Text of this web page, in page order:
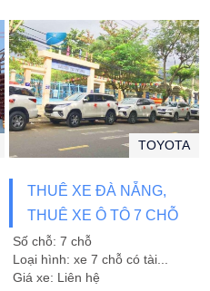
THUÊ XE ĐÀ NẴNG,
THUÊ XE Ô TÔ 7 CHỖ
FORTUNER ĐÀ NẴNG
TOYOTA
Số chỗ: 7 chỗ
Loại hình: xe 7 chỗ có tài...
Giá xe: Liên hệ